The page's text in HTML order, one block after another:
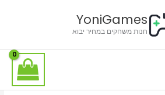
YoniGames
חנות משחקים במחיר יבוא